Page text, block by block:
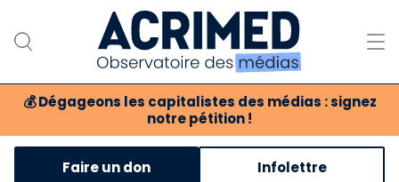
💰 Dégageons les capitalistes des médias : signez
notre pétition !
Notre association
Notre critique des médias
Faire un don Infolettre